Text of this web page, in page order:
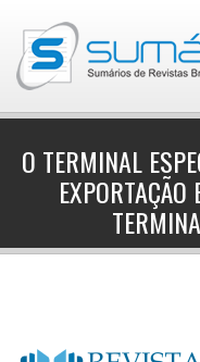
O TERMINAL